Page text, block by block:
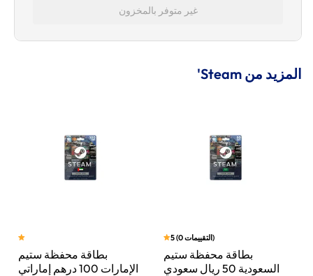
غير متوفر بالمخزون
المزيد من Steam'
بطاقة محفظة ستيم
الإمارات 100 درهم إماراتي
5(0التقييمات)
بطاقة محفظة ستيم
السعودية 50 ريال سعودي